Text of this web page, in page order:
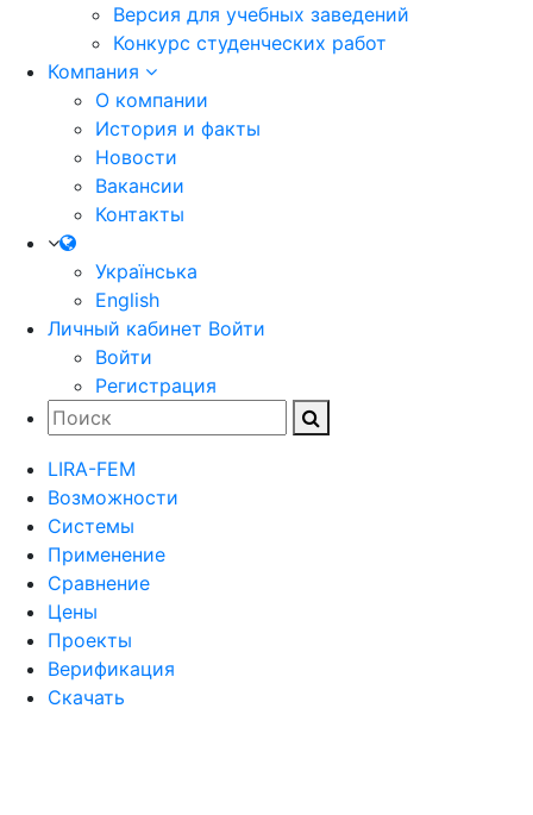
Версия для учебных заведений
Конкурс студенческих работ
Компания
О компании
История и факты
Новости
Вакансии
Контакты
Українська
English
Личный кабинет Войти
Войти
Регистрация
LIRA-FEM
Возможности
Cистемы
Применение
Сравнение
Цены
Проекты
Верификация
Скачать